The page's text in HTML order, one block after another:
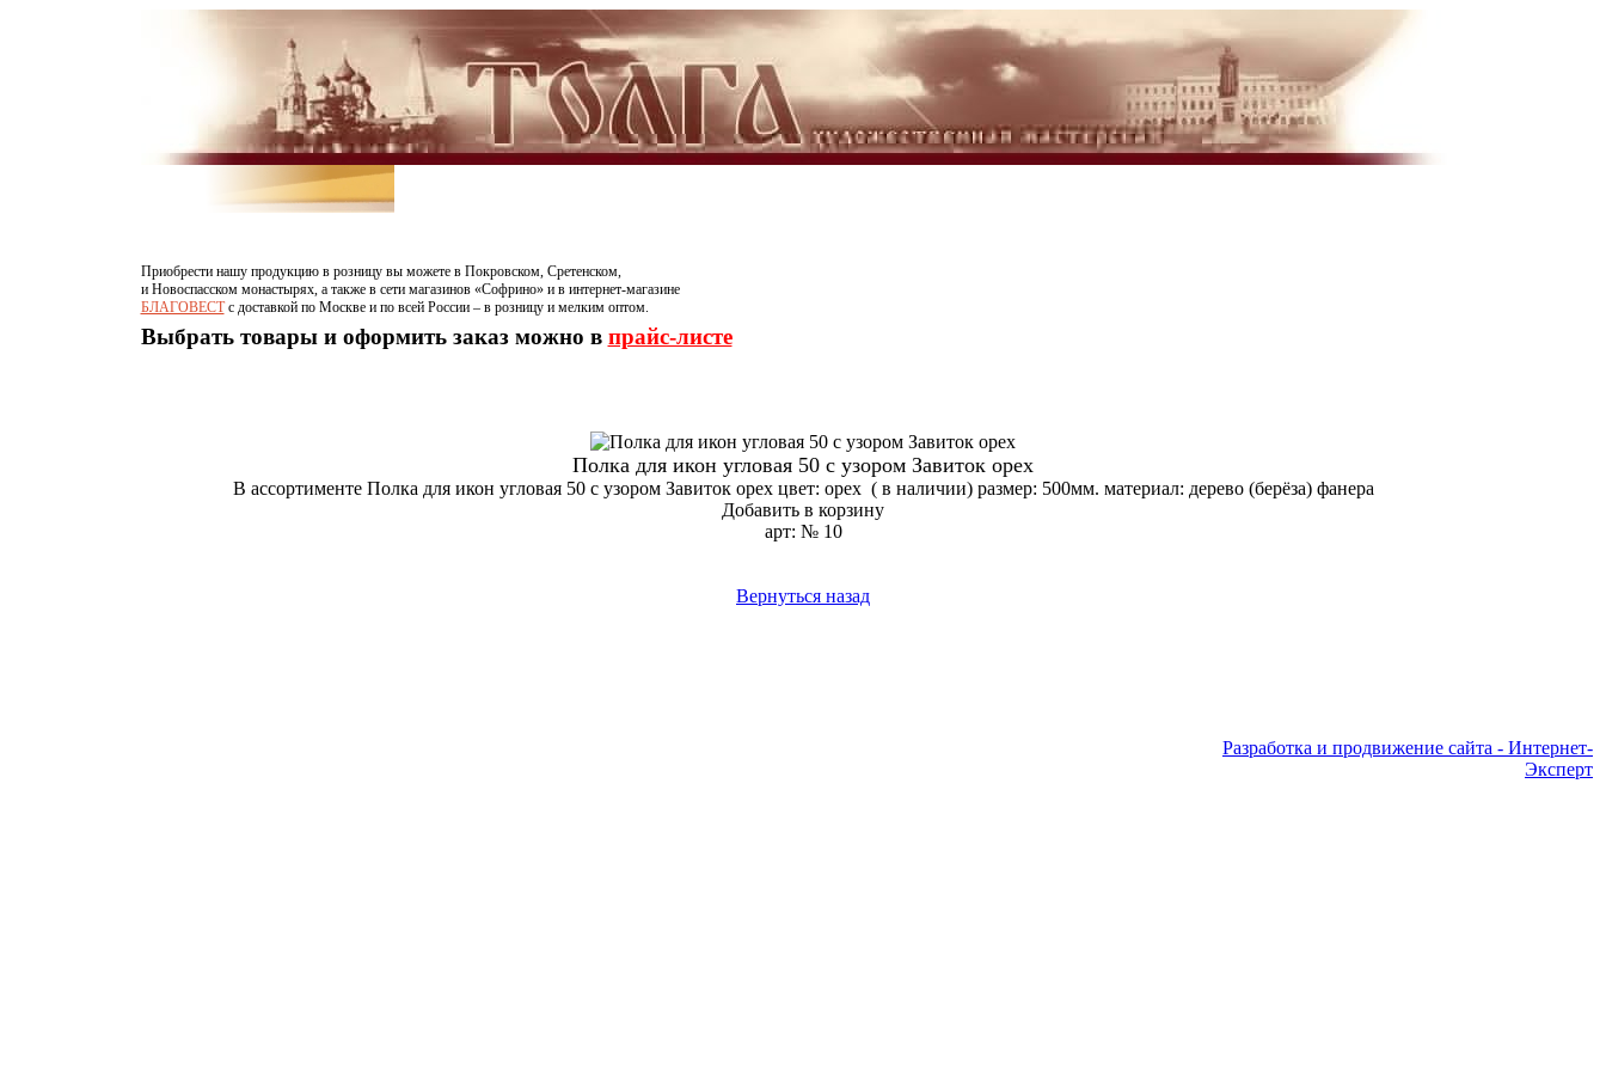
Приобрести нашу продукцию в розницу вы можете в Покровском, Сретенском,
и Новоспасском монастырях, а также в сети магазинов «Софрино» и в интернет-магазине
БЛАГОВЕСТc доставкой по Москве и по всей России – в розницу и мелким оптом.
Выбрать товары и оформить заказ можно в прайс-листе
Полка для икон угловая 50 с узором Завиток орех
В ассортименте Полка для икон угловая 50 с узором Завиток орех цвет: орех ( в наличии) размер: 500мм. материал: дерево (берёза) фанера
Добавить в корзину
арт: № 10
Вернуться назад
Разработка и продвижение сайта - Интернет-
Эксперт